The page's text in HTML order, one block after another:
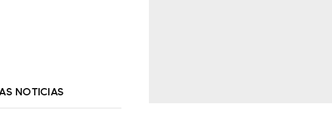
NOTICIAS